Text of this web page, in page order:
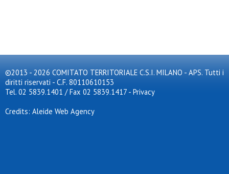
©2013 - 2026 COMITATO TERRITORIALE C.S.I. MILANO - APS. Tutti i
diritti riservati - C.F. 80110610153
Tel. 02 5839.1401 / Fax 02 5839.1417 - Privacy
Credits: Aleide Web Agency